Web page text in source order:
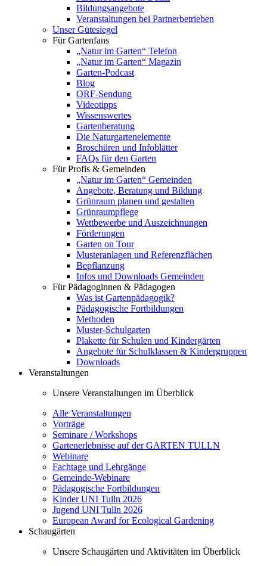
Bildungsangebote
Veranstaltungen bei Partnerbetrieben
Unser Gütesiegel
Für Gartenfans
„Natur im Garten“ Telefon
„Natur im Garten“ Magazin
Garten-Podcast
Blog
ORF-Sendung
Videotipps
Wissenswertes
Gartenberatung
Die Naturgartenelemente
Broschüren und Infoblätter
FAQs für den Garten
Für Profis & Gemeinden
„Natur im Garten“ Gemeinden
Angebote, Beratung und Bildung
Grünraum planen und gestalten
Grünraumpflege
Wettbewerbe und Auszeichnungen
Förderungen
Garten on Tour
Musteranlagen und Referenzflächen
Bepflanzung
Infos und Downloads Gemeinden
Für Pädagoginnen & Pädagogen
Was ist Gartenpädagogik?
Pädagogische Fortbildungen
Methoden
Muster-Schulgarten
Plakette für Schulen und Kindergärten
Angebote für Schulklassen & Kindergruppen
Downloads
Veranstaltungen
Unsere Veranstaltungen im Überblick
Alle Veranstaltungen
Vorträge
Seminare / Workshops
Gartenerlebnisse auf der GARTEN TULLN
Webinare
Fachtage und Lehrgänge
Gemeinde-Webinare
Pädagogische Fortbildungen
Kinder UNI Tulln 2026
Jugend UNI Tulln 2026
European Award for Ecological Gardening
Schaugärten
Unsere Schaugärten und Aktivitäten im Überblick